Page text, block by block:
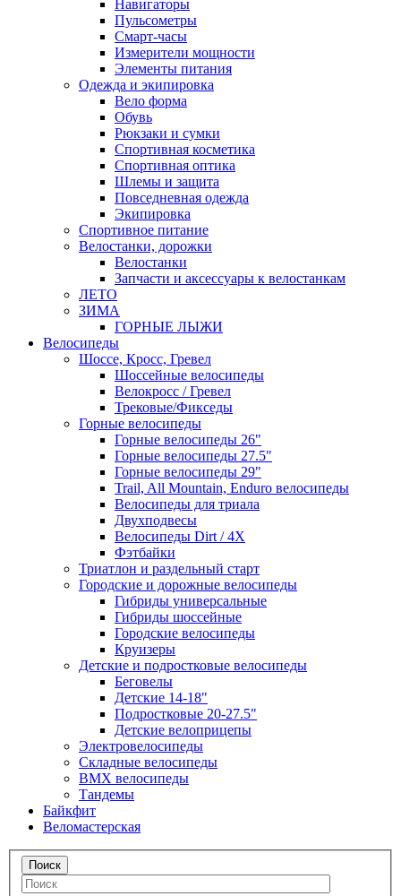
Навигаторы
Пульсометры
Смарт-часы
Измерители мощности
Элементы питания
Одежда и экипировка
Вело форма
Обувь
Рюкзаки и сумки
Спортивная косметика
Спортивная оптика
Шлемы и защита
Повседневная одежда
Экипировка
Спортивное питание
Велостанки, дорожки
Велостанки
Запчасти и аксессуары к велостанкам
ЛЕТО
ЗИМА
ГОРНЫЕ ЛЫЖИ
Велосипеды
Шоссе, Кросс, Гревел
Шоссейные велосипеды
Велокросс / Гревел
Трековые/Фикседы
Горные велосипеды
Горные велосипеды 26"
Горные велосипеды 27.5"
Горные велосипеды 29"
Trail, All Mountain, Enduro велосипеды
Велосипеды для триала
Двухподвесы
Велосипеды Dirt / 4X
Фэтбайки
Триатлон и раздельный старт
Городские и дорожные велосипеды
Гибриды универсальные
Гибриды шоссейные
Городские велосипеды
Круизеры
Детские и подростковые велосипеды
Беговелы
Детские 14-18"
Подростковые 20-27.5"
Детские велоприцепы
Электровелосипеды
Складные велосипеды
BMX велосипеды
Тандемы
Байкфит
Веломастерская